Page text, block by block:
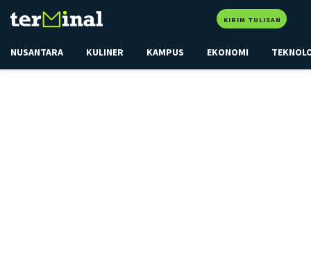
KIRIM TULISAN
NUSANTARA KULINER KAMPUS EKONOMI